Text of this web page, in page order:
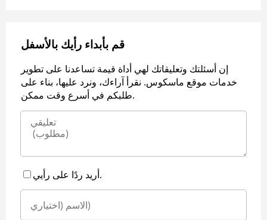
قم بأبداء رأيك بالأسفل
إن أسئلتك وتعليقاتك لهي أداة قيمة تساعدنا على تطوير
خدمات موقع ماسكوس. نقرأ آراءك، ونرد عليها، بناء على
طلبكم في أسرع وقت ممكن.
أريد ردًا على رأيي.